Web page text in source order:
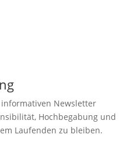
Newsletter
Hochbegabung und
Laufenden zu bleiben.